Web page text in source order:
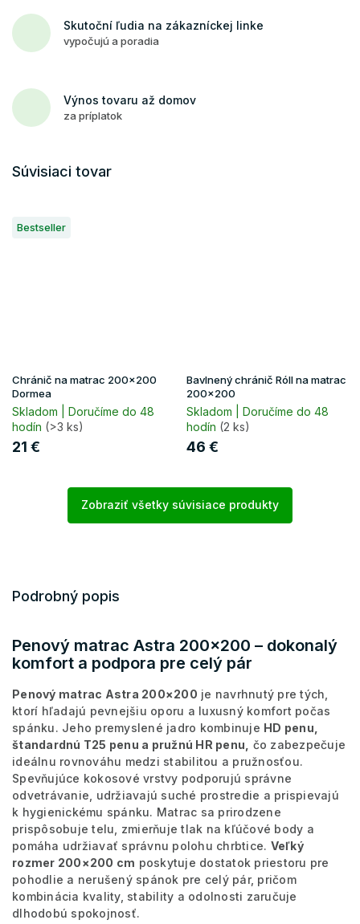
Skutoční ľudia na zákazníckej linke
vypočujú a poradia
Výnos tovaru až domov
za príplatok
Súvisiaci tovar
Bestseller
Chránič na matrac 200x200
Dormea
Skladom | Doručíme do 48
hodín (>3 ks)
21 €
Bavlnený chránič Róll na matrac
200x200
Skladom | Doručíme do 48
hodín (2 ks)
46 €
Zobraziť všetky súvisiace produkty
Podrobný popis
Penový matrac Astra 200×200 – dokonalý
komfort a podpora pre celý pár
Penový matrac Astra 200×200 je navrhnutý pre tých,
ktorí hľadajú pevnejšiu oporu a luxusný komfort počas
spánku. Jeho premyslené jadro kombinuje HD penu,
štandardnú T25 penu a pružnú HR penu,
čo zabezpečuje
ideálnu rovnováhu medzi stabilitou a pružnosťou.
Spevňujúce kokosové vrstvy podporujú správne
odvetrávanie, udržiavajú suché prostredie a prispievajú
k hygienickému spánku. Matrac sa prirodzene
prispôsobuje telu, zmierňuje tlak na kľúčové body a
pomáha udržiavať správnu polohu chrbtice. Veľký
rozmer 200×200 cm poskytuje dostatok priestoru pre
pohodlie a nerušený spánok pre celý pár, pričom
kombinácia kvality, stability a odolnosti zaručuje
dlhodobú spokojnosť.